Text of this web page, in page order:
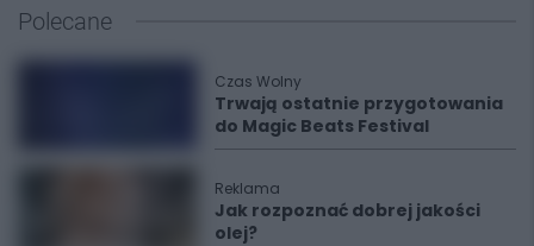
Polecane
Czas Wolny
Trwają ostatnie przygotowania
do Magic Beats Festival
Reklama
Jak rozpoznać dobrej jakości
olej?